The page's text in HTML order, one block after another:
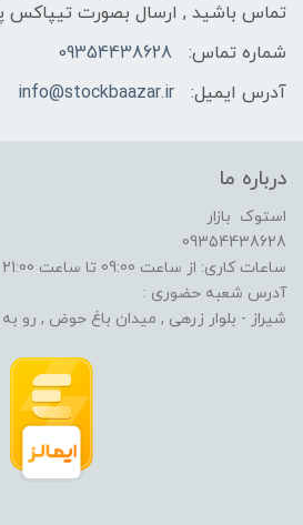
تماس باشید , ارسال بصورت تیپاکس
شماره تماس:
09354438628
آدرس ایمیل:
info@stockbaazar.ir
درباره ما
استوک بازار
09354438628
ساعات کاری: از ساعت 09:00 تا ساعت 21:00
آدرس شعبه حضوری :
شیراز - بلوار زرهی , میدان باغ حوض , رو به